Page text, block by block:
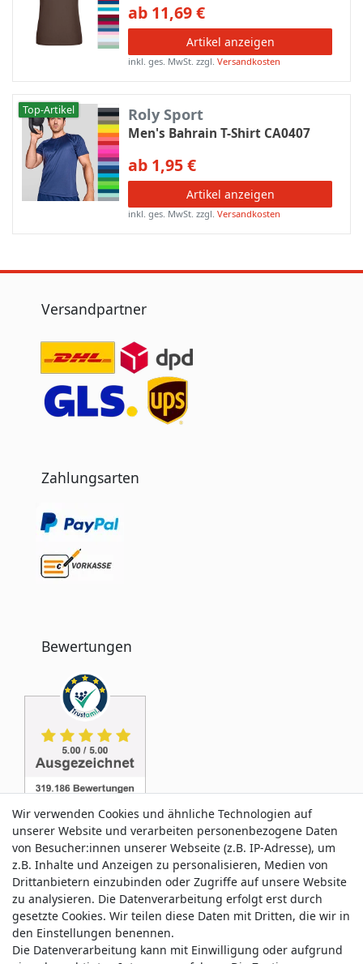
ab 11,69 €
Artikel anzeigen
inkl. ges. MwSt. zzgl.Versandkosten
Top-Artikel Roly Sport
Men's Bahrain T-Shirt CA0407
ab 1,95 €
Artikel anzeigen
inkl. ges. MwSt. zzgl.Versandkosten
Versandpartner
Zahlungsarten
Bewertungen
Service & Kontakt
Wünschen Sie einen Rückruf?
service@allmyclothes.de
Wir verwenden Cookies und ähnliche Technologien auf
unserer Website und verarbeiten personenbezogene Daten
von Besucher:innen unserer Webseite (z.B. IP-Adresse), um
z.B. Inhalte und Anzeigen zu personalisieren, Medien von
Drittanbietern einzubinden oder Zugriffe auf unsere Website
zu analysieren. Die Datenverarbeitung erfolgt erst durch
gesetzte Cookies. Wir teilen diese Daten mit Dritten, die wir in
den Einstellungen benennen.
Die Datenverarbeitung kann mit Einwilligung oder aufgrund